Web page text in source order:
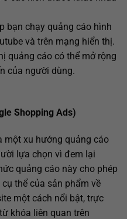
bạn chạy quảng cáo hình
và trên mạng hiển thị.
quảng cáo có thể mở rộng
của người dùng.
Shopping Ads)
một xu hướng quảng cáo
lựa chọn vì đem lại
quảng cáo này cho phép
thể của sản phẩm về
một cách nổi bật, trực
khóa liên quan trên